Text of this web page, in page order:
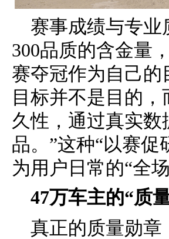
赛事成绩与专业
300品质的含金量
赛夺冠作为自己的
目标并不是目的
久性，通过真实
品。”这种“以赛
为用户日常的“全场
47万车主的“质
真正的质量勋章